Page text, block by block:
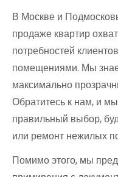
В Москве и
продаже квартир
потребностей
помещениями. Мы
максимально
Обратитесь к нам, и
правильный выбор,
или ремонт нежилых
Помимо этого, мы